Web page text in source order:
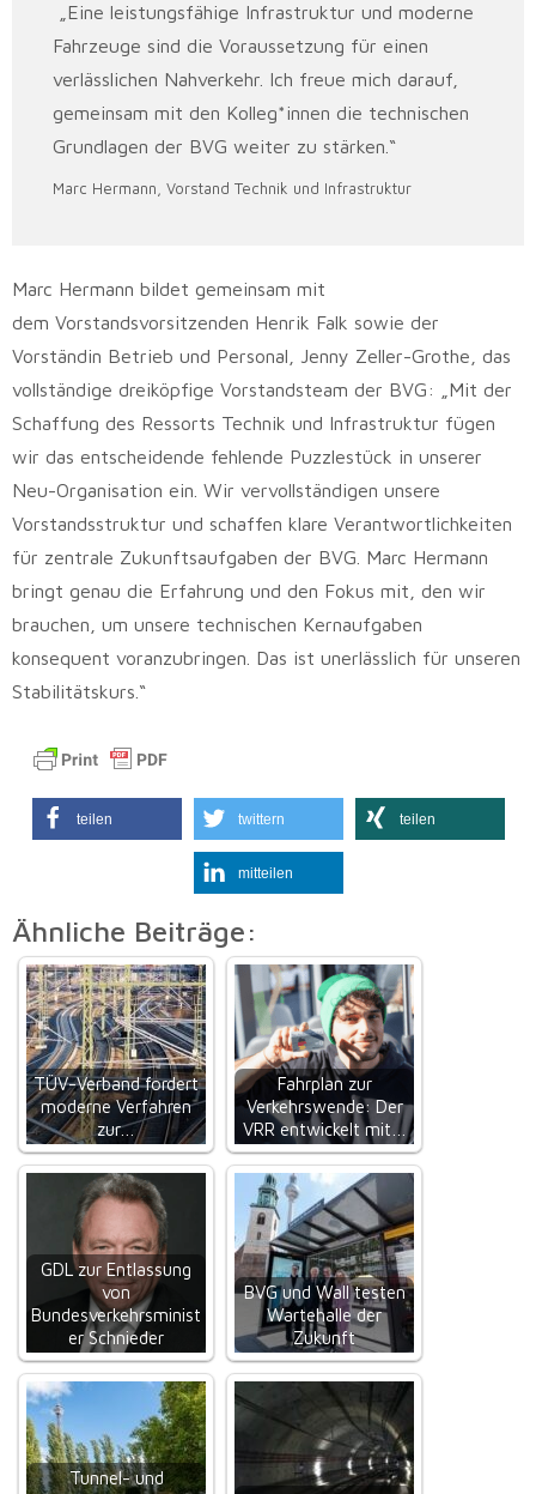
„Eine leistungsfähige Infrastruktur und moderne
Fahrzeuge sind die Voraussetzung für einen
verlässlichen Nahverkehr. Ich freue mich darauf,
gemeinsam mit den Kolleg*innen die technischen
Grundlagen der BVG weiter zu stärken.“
Marc Hermann, Vorstand Technik und Infrastruktur
Marc Hermann bildet gemeinsam mit
dem Vorstandsvorsitzenden Henrik Falk sowie der
Vorständin Betrieb und Personal, Jenny Zeller-Grothe, das
vollständige dreiköpfige Vorstandsteam der BVG: „Mit der
Schaffung des Ressorts Technik und Infrastruktur fügen
wir das entscheidende fehlende Puzzlestück in unserer
Neu-Organisation ein. Wir vervollständigen unsere
Vorstandsstruktur und schaffen klare Verantwortlichkeiten
für zentrale Zukunftsaufgaben der BVG. Marc Hermann
bringt genau die Erfahrung und den Fokus mit, den wir
brauchen, um unsere technischen Kernaufgaben
konsequent voranzubringen. Das ist unerlässlich für unseren
Stabilitätskurs.“
teilen twittern teilen
mitteilen
Ähnliche Beiträge:
TÜV-Verband fordert
moderne Verfahren
zur…
Fahrplan zur
Verkehrswende: Der
VRR entwickelt mit…
GDL zur Entlassung
von
Bundesverkehrsminist
er Schnieder
BVG und Wall testen
Wartehalle der
Zukunft
Tunnel- und